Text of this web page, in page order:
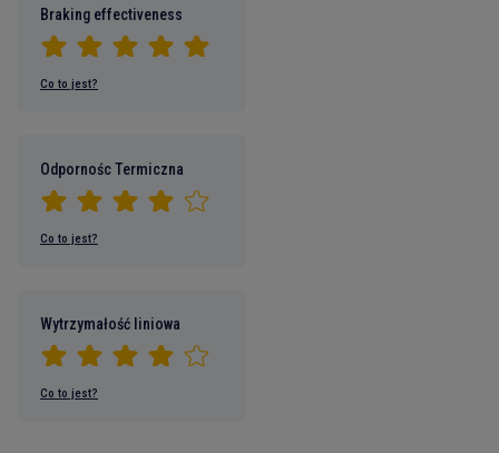
Braking effectiveness
Co to jest?
Odpornośc Termiczna
Co to jest?
Wytrzymałość liniowa
Co to jest?